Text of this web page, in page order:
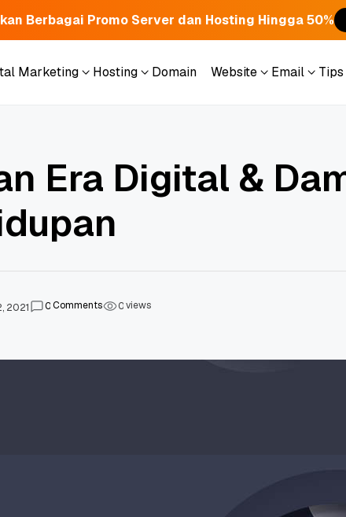
Berbagai Promo Server dan Hosting Hingga 50%
Marketing
Hosting
Domain
Website
Email
Tips
Era Digital &
2021 0Comments 0views